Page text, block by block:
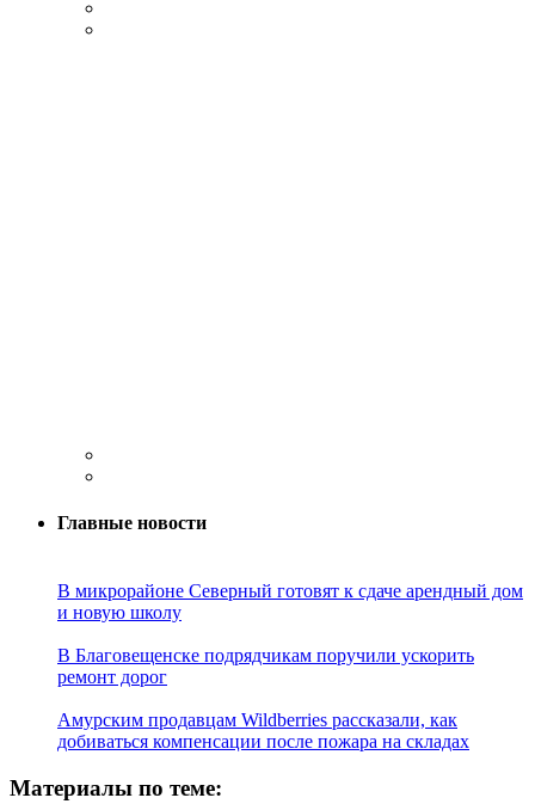
Главные новости
В микрорайоне Северный готовят к сдаче арендный дом
и новую школу
В Благовещенске подрядчикам поручили ускорить
ремонт дорог
Амурским продавцам Wildberries рассказали, как
добиваться компенсации после пожара на складах
Материалы по теме: